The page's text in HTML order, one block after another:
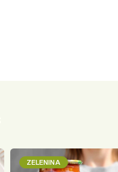
ZELENINA